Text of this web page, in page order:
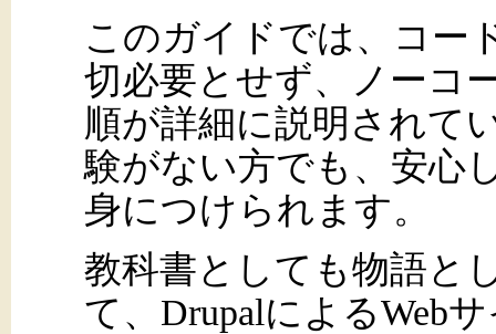
このガイドでは、コー
切必要とせず、ノーコ
順が詳細に説明されて
験がない方でも、安心
身につけられます。
教科書としても物語と
て、DrupalによるWeb